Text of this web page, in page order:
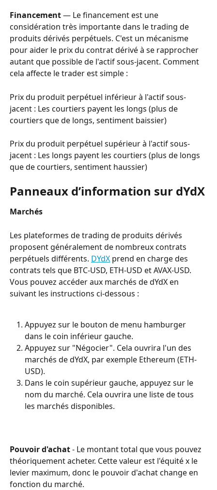
Financement — Le financement est une
considération très importante dans le trading de
produits dérivés perpétuels. C'est un mécanisme
pour aider le prix du contrat dérivé à se rapprocher
autant que possible de l'actif sous-jacent. Comment
cela affecte le trader est simple :
Prix du produit perpétuel inférieur à l'actif sous-
jacent : Les courtiers payent les longs (plus de
courtiers que de longs, sentiment baissier)
Prix du produit perpétuel supérieur à l'actif sous-
jacent : Les longs payent les courtiers (plus de longs
que de courtiers, sentiment haussier)
Panneaux d’information sur dYdX
Marchés
Les plateformes de trading de produits dérivés
proposent généralement de nombreux contrats
perpétuels différents. DYdX prend en charge des
contrats tels que BTC-USD, ETH-USD et AVAX-USD.
Vous pouvez accéder aux marchés de dYdX en
suivant les instructions ci-dessous :
Appuyez sur le bouton de menu hamburger
dans le coin inférieur gauche.
Appuyez sur "Négocier". Cela ouvrira l'un des
marchés de dYdX, par exemple Ethereum (ETH-
USD).
Dans le coin supérieur gauche, appuyez sur le
nom du marché. Cela ouvrira une liste de tous
les marchés disponibles.
Pouvoir d'achat - Le montant total que vous pouvez
théoriquement acheter. Cette valeur est l'équité x le
levier maximum, donc le pouvoir d'achat change en
fonction du marché.